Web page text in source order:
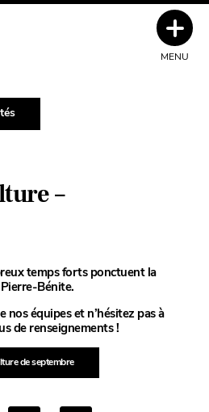
–
temps forts ponctuent la
Bénite.
nos équipes et n’hésitez pas à
de renseignements !
de septembre
MENU